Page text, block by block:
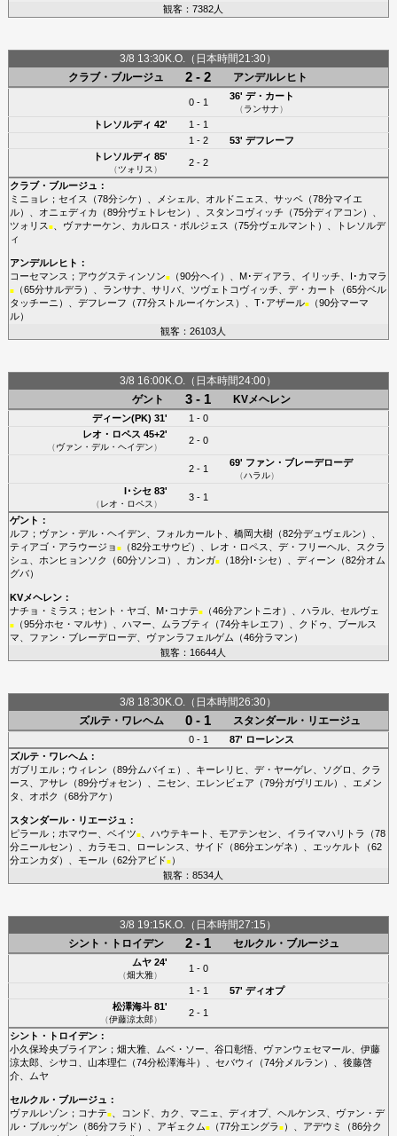
観客：7382人
3/8 13:30K.O.（日本時間21:30）
クラブ・ブルージュ
2 - 2 アンデルレヒト
0 - 1
36' デ・カート
（ランサナ）
トレソルディ 42'
1 - 1
1 - 2
53' デフレーフ
トレソルディ 85'
（ツォリス ）
2 - 2
クラブ・ブルージュ ：
ミニョレ ； セイス （78分シケ ）、 メシェル、 オルドニェス サッベ（78分マイエ
ル）、 オニェディカ （89分ヴェトレセン ）、 スタンコヴィッチ （75分ディアコン ）、
ツォリス ■、 ヴァナーケン カルロス・ボルジェス （75分ヴェルマント ）、
トレソルデ
ィ
アンデルレヒト ：
コーセマンス ； アウグスティンソン■（90分ヘイ ）、 M･ディアラ イリッチ I･カマラ
■（65分サルデラ ）、 ランサナ サリバ、 ツヴェトコヴィッチ デ・カート （65分ベル
タッチーニ ）、 デフレーフ （77分ストルーイケンス ）、 T･アザール■（90分マーマ
ル）
観客：26103人
3/8 16:00K.O.（日本時間24:00）
ゲント
3 - 1 KVメヘレン
ディーン(PK) 31'
1 - 0
レオ・ロペス 45+2'
（ヴァン・デル・ヘイデン）
2 - 0
2 - 1
69' ファン・ブレーデローデ
（ハラル）
I･シセ83'
（レオ・ロペス ）
3 - 1
ゲント ：
ルフ ； ヴァン・デル・ヘイデン フォルカールト 橋岡大樹（82分デュヴェルン ）、
ティアゴ・アラウージョ ■（82分エサウビ）、 レオ・ロペス デ・フリーヘル、 スクラ
シュ
ホンヒョンソク （60分ソンコ ）、 カンガ■（18分I･シセ ）、 ディーン （82分オム
グバ）
KVメヘレン：
ナチョ・ミラス ； セント・ヤゴ、 M･コナテ■（46分アントニオ ）、 ハラル、 セルヴェ
■（95分ホセ・マルサ）、 ハマー ムラブティ （74分キレエフ ）、 クドゥ
ブールス
マ
ファン・ブレーデローデ、 ヴァンラフェルゲム （46分ラマン ）
観客：16644人
3/8 18:30K.O.（日本時間26:30）
ズルテ・ワレヘム
0 - 1 スタンダール・リエージュ
0 - 1 87' ローレンス
ズルテ・ワレヘム ：
ガブリエル； ウィレン （89分ムバイェ ）、 キーレリヒ デ・ヤーゲレ ソグロ
クラ
ース
アサレ （89分ヴォセン ）、 ニセン エレンビェア （79分ガヴリエル）、 エメン
タ
オポク （68分アケ ）
スタンダール・リエージュ ：
ピラール； ホマウー ベイツ■、 ハウテキート モアテンセン イライマハリトラ
（78
分ニールセン ）、 カラモコ ローレンス サイド （86分エンゲネ ）、 エッケルト
（62
分エンカダ）、 モール（62分アビド■）
観客：8534人
3/8 19:15K.O.（日本時間27:15）
シント・トロイデン
2 - 1 セルクル・ブルージュ
ムヤ24'
（畑大雅）
1 - 0
1 - 1 57' ディオプ
松澤海斗81'
（伊藤涼太郎）
2 - 1
シント・トロイデン：
小久保玲央ブライアン ； 畑大雅、 ムベ・ソー 谷口彰悟、 ヴァンウェセマール、 伊藤
涼太郎、 シサコ 山本理仁 （74分松澤海斗）、 セバウィ （74分メルラン ）、 後藤啓
介、 ムヤ
セルクル・ブルージュ ：
ヴァルレゾン ； コナテ■、 コンド カク マニェ ディオプ、 ヘルケンス
ヴァン・デ
ル・ブルッゲン （86分フラド ）、 アギェクム■（77分エングラ ■）、 アデウミ （86分ク